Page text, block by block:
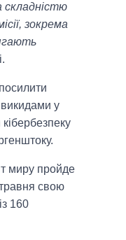
складністю
зокрема
у
миру пройде
свою
із 160